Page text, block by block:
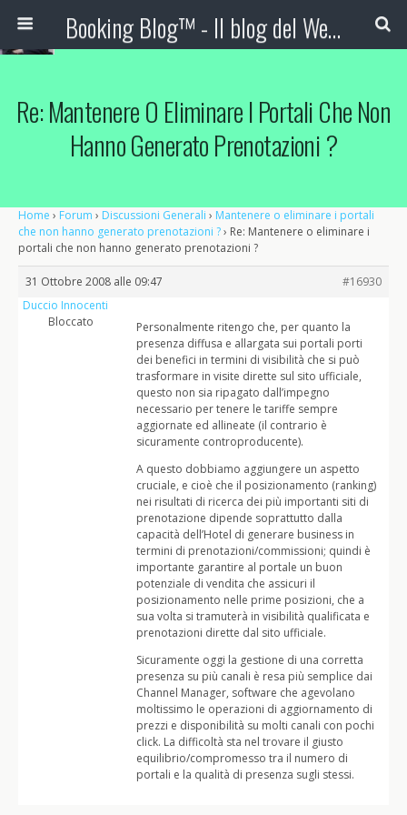
Booking Blog™ - Il blog del Web Marketing Turistico
Re: Mantenere O Eliminare I Portali Che Non
Hanno Generato Prenotazioni ?
Home › Forum › Discussioni Generali › Mantenere o eliminare i portali
che non hanno generato prenotazioni ?› Re: Mantenere o eliminare i
portali che non hanno generato prenotazioni ?
31 Ottobre 2008 alle 09:47
#16930
Duccio Innocenti
Bloccato
Personalmente ritengo che, per quanto la
presenza diffusa e allargata sui portali porti
dei benefici in termini di visibilità che si può
trasformare in visite dirette sul sito ufficiale,
questo non sia ripagato dall’impegno
necessario per tenere le tariffe sempre
aggiornate ed allineate (il contrario è
sicuramente controproducente).
A questo dobbiamo aggiungere un aspetto
cruciale, e cioè che il posizionamento (ranking)
nei risultati di ricerca dei più importanti siti di
prenotazione dipende soprattutto dalla
capacità dell’Hotel di generare business in
termini di prenotazioni/commissioni; quindi è
importante garantire al portale un buon
potenziale di vendita che assicuri il
posizionamento nelle prime posizioni, che a
sua volta si tramuterà in visibilità qualificata e
prenotazioni dirette dal sito ufficiale.
Sicuramente oggi la gestione di una corretta
presenza su più canali è resa più semplice dai
Channel Manager, software che agevolano
moltissimo le operazioni di aggiornamento di
prezzi e disponibilità su molti canali con pochi
click. La difficoltà sta nel trovare il giusto
equilibrio/compromesso tra il numero di
portali e la qualità di presenza sugli stessi.